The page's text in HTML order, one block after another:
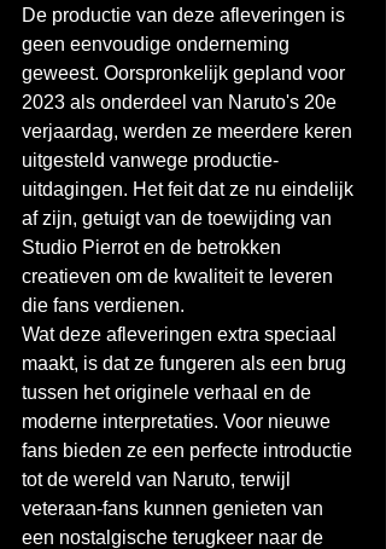
De productie van deze afleveringen is
geen eenvoudige onderneming
geweest. Oorspronkelijk gepland voor
2023 als onderdeel van Naruto's 20e
verjaardag, werden ze meerdere keren
uitgesteld vanwege productie-
uitdagingen. Het feit dat ze nu eindelijk
af zijn, getuigt van de toewijding van
Studio Pierrot en de betrokken
creatieven om de kwaliteit te leveren
die fans verdienen.
Wat deze afleveringen extra speciaal
maakt, is dat ze fungeren als een brug
tussen het originele verhaal en de
moderne interpretaties. Voor nieuwe
fans bieden ze een perfecte introductie
tot de wereld van Naruto, terwijl
veteraan-fans kunnen genieten van
een nostalgische terugkeer naar de